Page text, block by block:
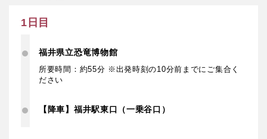
1日目
福井県立恐竜博物館
所要時間：約55分 ※出発時刻の10分前までにご集合く
ださい
【降車】福井駅東口（一乗谷口）